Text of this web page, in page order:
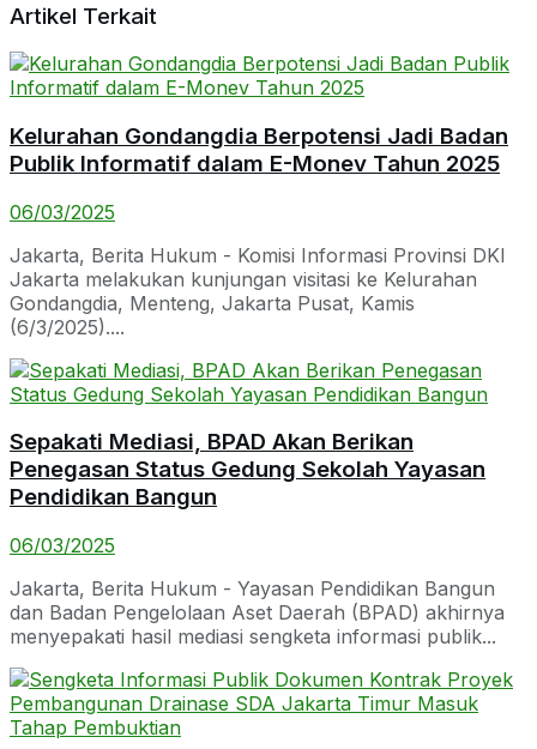
Artikel Terkait
Kelurahan Gondangdia Berpotensi Jadi Badan
Publik Informatif dalam E-Monev Tahun 2025
06/03/2025
Jakarta, Berita Hukum - Komisi Informasi Provinsi DKI
Jakarta melakukan kunjungan visitasi ke Kelurahan
Gondangdia, Menteng, Jakarta Pusat, Kamis
(6/3/2025)....
Sepakati Mediasi, BPAD Akan Berikan
Penegasan Status Gedung Sekolah Yayasan
Pendidikan Bangun
06/03/2025
Jakarta, Berita Hukum - Yayasan Pendidikan Bangun
dan Badan Pengelolaan Aset Daerah (BPAD) akhirnya
menyepakati hasil mediasi sengketa informasi publik...